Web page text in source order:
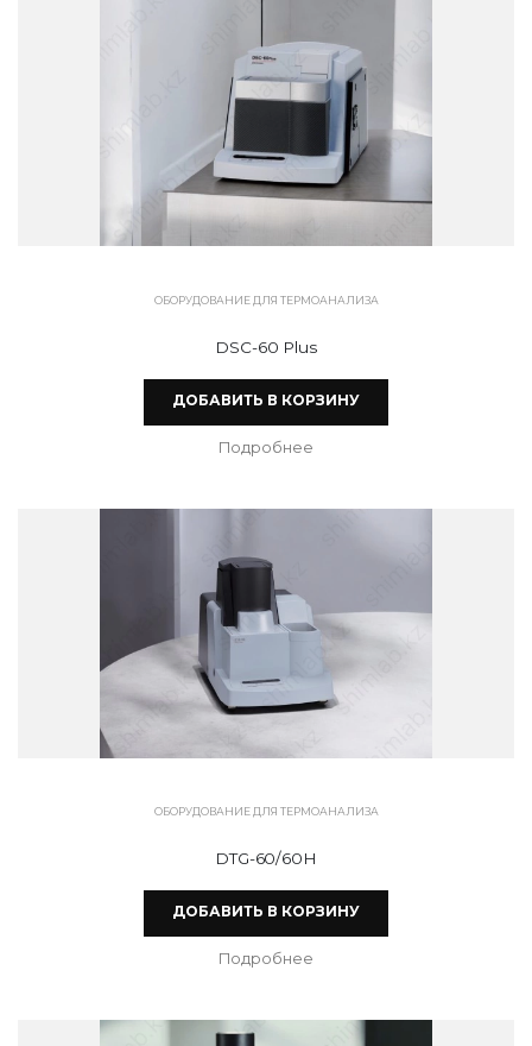
ОБОРУДОВАНИЕ ДЛЯ ТЕРМОАНАЛИЗА
DSC-60 Plus
ДОБАВИТЬ В КОРЗИНУ
Подробнее
ОБОРУДОВАНИЕ ДЛЯ ТЕРМОАНАЛИЗА
DTG-60/60H
ДОБАВИТЬ В КОРЗИНУ
Подробнее